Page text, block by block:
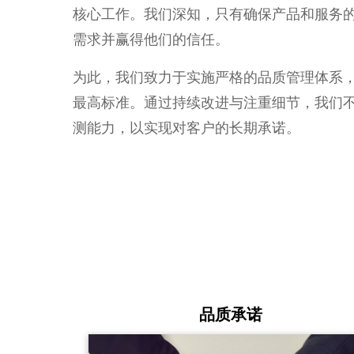
核心工作。我们深知，只有确保产品和服务
需求并赢得他们的信任。
为此，我们致力于实施严格的品质管理体系
最高标准。通过持续改进与注重细节，我们
测能力，以实现对客户的长期承诺。
品质承诺